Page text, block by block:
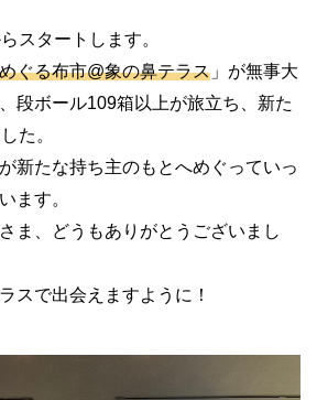
スタートします。
めぐる布市@象の鼻テラス 」が無事大
段ボール109箱以上が旅立ち、新た
た。
新たな持ち主のもとへめぐっていっ
ます。
ま、どうもありがとうございまし
スで出会えますように！